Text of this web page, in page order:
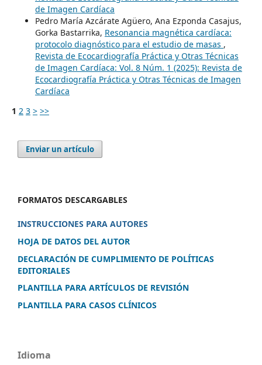
de Imagen Cardíaca
Pedro María Azcárate Agüero, Ana Ezponda Casajus,
Gorka Bastarrika, Resonancia magnética cardíaca:
protocolo diagnóstico para el estudio de masas ,
Revista de Ecocardiografía Práctica y Otras Técnicas
de Imagen Cardíaca: Vol. 8 Núm. 1 (2025): Revista de
Ecocardiografía Práctica y Otras Técnicas de Imagen
Cardíaca
1 2 3 > >>
Enviar un artículo
FORMATOS DESCARGABLES
INSTRUCCIONES PARA AUTORES
HOJA DE DATOS DEL AUTOR
DECLARACIÓN DE CUMPLIMIENTO DE POLÍTICAS
EDITORIALES
PLANTILLA PARA ARTÍCULOS DE REVISIÓN
PLANTILLA PARA CASOS CLÍNICOS
Idioma